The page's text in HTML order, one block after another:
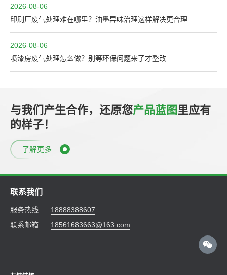
2026-08-06
印刷厂废气处理难在哪里？油墨异味治理这样解决更合理
2026-08-06
喷漆房废气处理怎么做？别等环保问题来了才整改
与我们产生合作，还原您产品蓝图里应有
的样子！
了解更多
联系我们
服务热线
18888388607
联系邮箱
18561683663@163.com